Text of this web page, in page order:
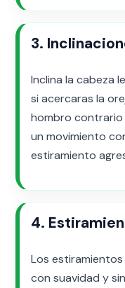
3.
Inclina la cabeza
si acercaras la
hombro contrario
un movimiento
estiramiento
4.
Los
con suavidad y